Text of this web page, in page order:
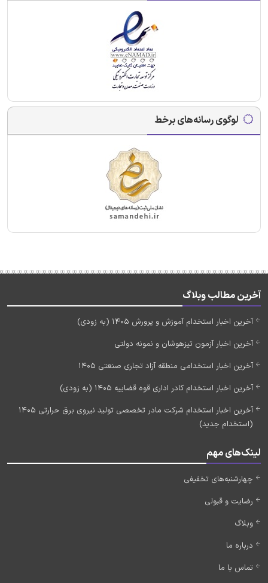
لوگوی رسانه‌های برخط
آخرین مطالب وبلاگ
آخرین اخبار استخدام آموزش و پرورش 1405 (به زودی)
آخرین اخبار آزمون تیزهوشان و نمونه دولتی
آخرین اخبار استخدامی منطقه آزاد تجاری صنعتی 1405
آخرین اخبار استخدام کادر اداری قوه قضاییه 1405 (به زودی)
آخرین اخبار استخدام شرکت مادر تخصصی تولید نیروی برق حرارتی 1405
(استخدام جدید)
لینک‌های مهم
چهارشنبه‌های تخفیفی
رضایت و قبولی
وبلاگ
درباره ما
تماس با ما